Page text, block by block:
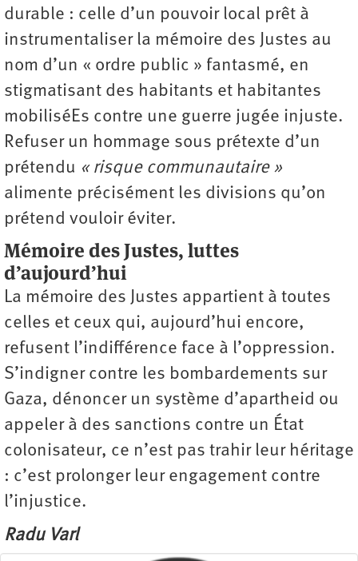
durable : celle d’un pouvoir local prêt à
instrumentaliser la mémoire des Justes au
nom d’un « ordre public » fantasmé, en
stigmatisant des habitants et habitantes
mobiliséEs contre une guerre jugée injuste.
Refuser un hommage sous prétexte d’un
prétendu « risque communautaire »
alimente précisément les divisions qu’on
prétend vouloir éviter.
Mémoire des Justes, luttes
d’aujourd’hui
La mémoire des Justes appartient à toutes
celles et ceux qui, aujourd’hui encore,
refusent l’indifférence face à l’oppression.
S’indigner contre les bombardements sur
Gaza, dénoncer un système d’apartheid ou
appeler à des sanctions contre un État
colonisateur, ce n’est pas trahir leur héritage
: c’est prolonger leur engagement contre
l’injustice.
Radu Varl